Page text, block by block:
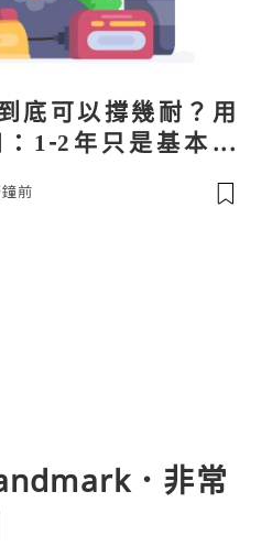
底可以撐幾耐？用
1-2年只是基本操
前
．非常